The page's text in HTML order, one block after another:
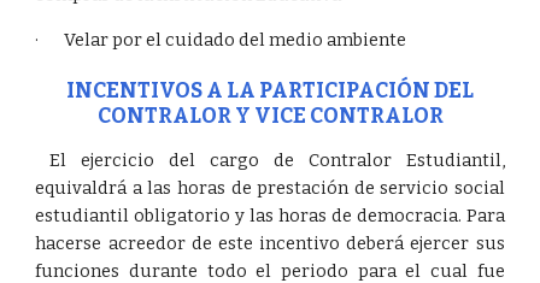
· Velar por el cuidado del medio ambiente
INCENTIVOS A LA PARTICIPACIÓN DEL
CONTRALOR Y VICE CONTRALOR
El ejercicio del cargo de Contralor Estudiantil,
equivaldrá a las horas de prestación de servicio social
estudiantil obligatorio y las horas de democracia. Para
hacerse acreedor de este incentivo deberá ejercer sus
funciones durante todo el periodo para el cual fue